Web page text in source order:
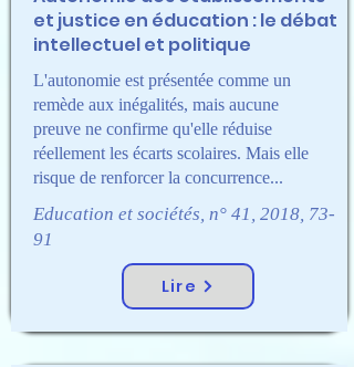
et justice en éducation : le débat
intellectuel et politique
L'autonomie est présentée comme un
remède aux inégalités, mais aucune
preuve ne confirme qu'elle réduise
réellement les écarts scolaires. Mais elle
risque de renforcer la concurrence...
Education et sociétés, n° 41, 2018, 73-
91
Lire